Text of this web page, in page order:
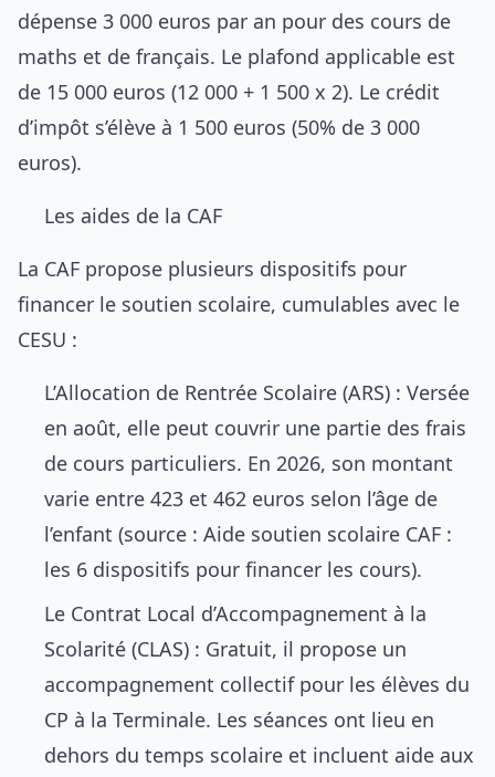
dépense 3 000 euros par an pour des cours de
maths et de français. Le plafond applicable est
de 15 000 euros (12 000 + 1 500 x 2). Le crédit
d’impôt s’élève à 1 500 euros (50% de 3 000
euros).
Les aides de la CAF
La CAF propose plusieurs dispositifs pour
financer le soutien scolaire, cumulables avec le
CESU :
L’Allocation de Rentrée Scolaire (ARS) : Versée
en août, elle peut couvrir une partie des frais
de cours particuliers. En 2026, son montant
varie entre 423 et 462 euros selon l’âge de
l’enfant (source : Aide soutien scolaire CAF :
les 6 dispositifs pour financer les cours).
Le Contrat Local d’Accompagnement à la
Scolarité (CLAS) : Gratuit, il propose un
accompagnement collectif pour les élèves du
CP à la Terminale. Les séances ont lieu en
dehors du temps scolaire et incluent aide aux